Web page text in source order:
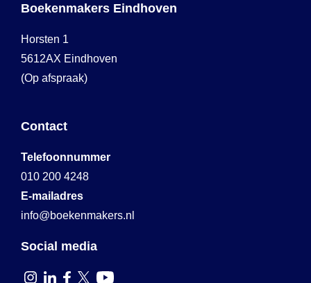
Boekenmakers Eindhoven
Horsten 1
5612AX Eindhoven
(Op afspraak)
Contact
Telefoonnummer
010 200 4248
E-mailadres
info@boekenmakers.nl
Social media